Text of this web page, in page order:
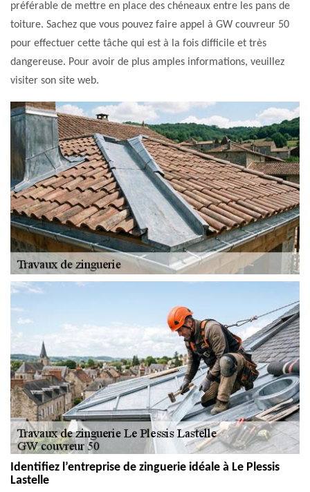
préférable de mettre en place des chéneaux entre les pans de
toiture. Sachez que vous pouvez faire appel à GW couvreur 50
pour effectuer cette tâche qui est à la fois difficile et très
dangereuse. Pour avoir de plus amples informations, veuillez
visiter son site web.
Identifiez l’entreprise de zinguerie idéale à Le Plessis
Lastelle